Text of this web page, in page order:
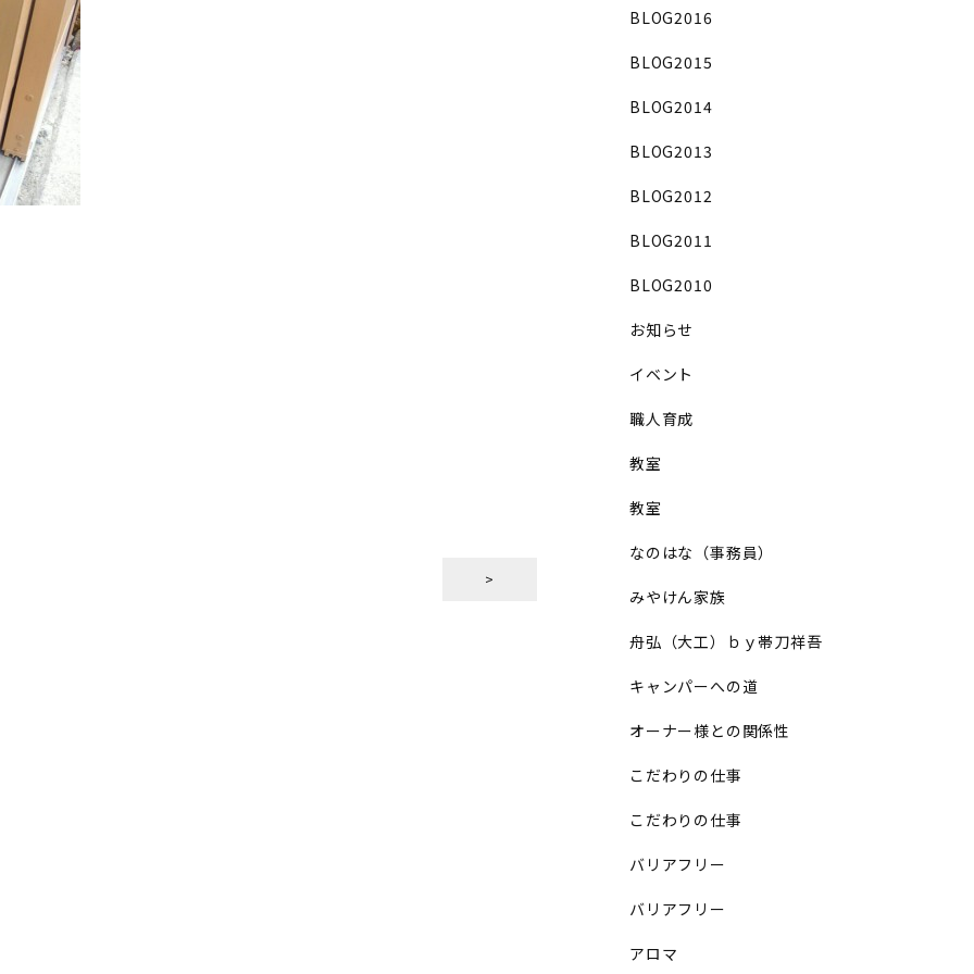
>
BLOG2016
BLOG2015
BLOG2014
BLOG2013
BLOG2012
BLOG2011
BLOG2010
お知らせ
イベント
職人育成
教室
教室
なのはな（事務員）
みやけん家族
舟弘（大工）ｂｙ帯刀祥吾
キャンパーへの道
オーナー様との関係性
こだわりの仕事
こだわりの仕事
バリアフリー
バリアフリー
アロマ